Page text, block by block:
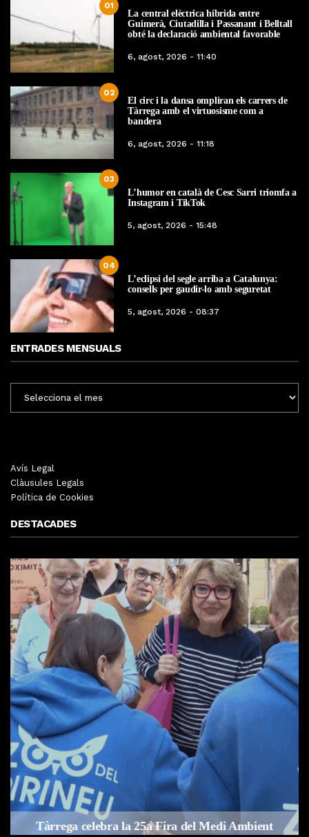
01
La central elèctrica híbrida entre
Guimerà, Ciutadilla i Passanant i Belltall
obté la declaració ambiental favorable
6, agost, 2026 - 11:40
02
El circ i la dansa ompliran els carrers de
Tàrrega amb el virtuosisme com a
bandera
6, agost, 2026 - 11:18
03
L’humor en català de Cesc Sarri triomfa a
Instagram i TikTok
5, agost, 2026 - 15:48
04
L’eclipsi del segle arriba a Catalunya:
consells per gaudir-lo amb seguretat
5, agost, 2026 - 08:37
ENTRADES MENSUALS
MENSUALS
Avís Legal
Clàusules Legals
Política de Cookies
DESTACADES
Tàrrega celebra la 25a Fira del Medi Ambient